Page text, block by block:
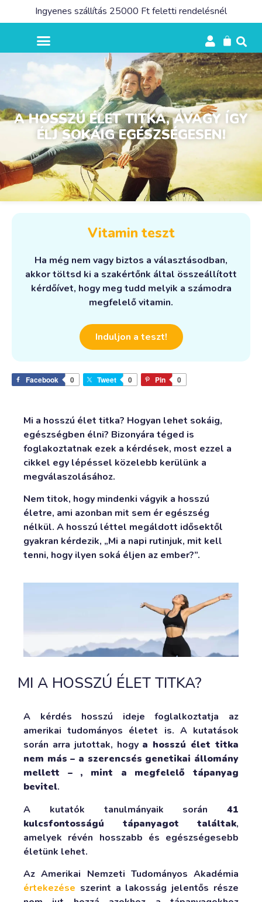
Ingyenes szállítás 25000 Ft feletti rendelésnél
A HOSSZÚ ÉLET TITKA, AVAGY ÍGY
ÉLJ SOKÁIG EGÉSZSÉGESEN!
Vitamin teszt
Ha még nem vagy biztos a választásodban,
akkor töltsd ki a szakértőnk által összeállított
kérdőívet, hogy meg tudd melyik a számodra
megfelelő vitamin.
Induljon a teszt!
Facebook 0 Tweet 0 Pin 0
Mi a hosszú élet titka? Hogyan lehet sokáig,
egészségben élni? Bizonyára téged is
foglakoztatnak ezek a kérdések, most ezzel a
cikkel egy lépéssel közelebb kerülünk a
megválaszolásához.
Nem titok, hogy mindenki vágyik a hosszú
életre, ami azonban mit sem ér egészség
nélkül. A hosszú léttel megáldott idősektől
gyakran kérdezik, „Mi a napi rutinjuk, mit kell
tenni, hogy ilyen soká éljen az ember?”.
MI A HOSSZÚ ÉLET TITKA?
A kérdés hosszú ideje foglalkoztatja az
amerikai tudományos életet is. A kutatások
során arra jutottak, hogy a hosszú élet titka
nem más – a szerencsés genetikai állomány
mellett – , mint a megfelelő tápanyag
bevitel.
A kutatók tanulmányaik során 41
kulcsfontosságú tápanyagot találtak,
amelyek révén hosszabb és egészségesebb
életünk lehet.
Az Amerikai Nemzeti Tudományos Akadémia
értekezése szerint a lakosság jelentős része